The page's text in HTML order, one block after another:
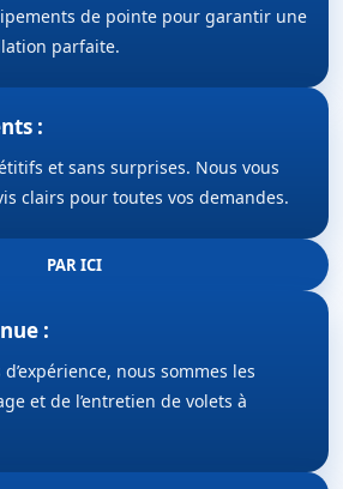
de pointe pour garantir une
parfaite.
:
et sans surprises. Nous vous
clairs pour toutes vos demandes.
PAR ICI
:
nous sommes les
et de l’entretien de volets à